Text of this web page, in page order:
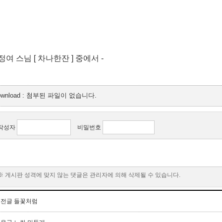
여 스님 [ 차나한잔 ] 중에서 -
: 첨부된 파일이 없습니다.
성자 비밀번호
게시판 성격에 맞지 않는 댓글은 관리자에 의해 삭제될 수 있습니다.
글 들꽃처럼